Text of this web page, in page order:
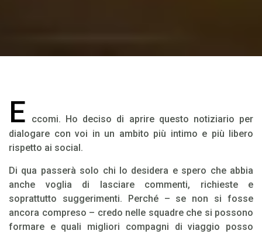
E
ccomi. Ho deciso di aprire questo notiziario per
dialogare con voi in un ambito più intimo e più libero
rispetto ai social.
Di qua passerà solo chi lo desidera e spero che abbia
anche voglia di lasciare commenti, richieste e
soprattutto suggerimenti. Perché – se non si fosse
ancora compreso – credo nelle squadre che si possono
formare e quali migliori compagni di viaggio posso